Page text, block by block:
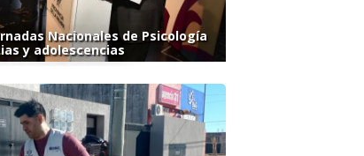
Nacionales de Psicología
y adolescencias